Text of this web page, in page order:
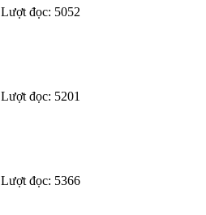
Lượt đọc: 5052
Lượt đọc: 5201
Lượt đọc: 5366